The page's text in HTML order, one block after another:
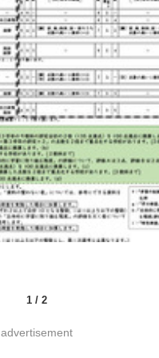
1 / 2
advertisement